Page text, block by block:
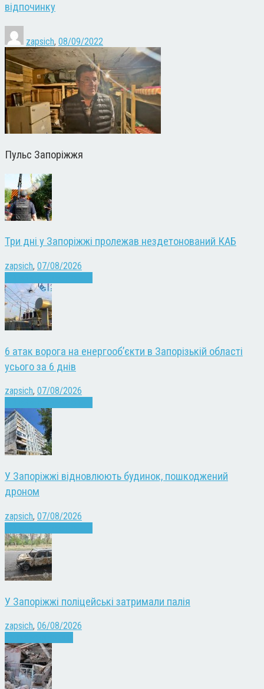
відпочинку
zapsich, 08/09/2022
Пульс Запоріжжя
Три дні у Запоріжжі пролежав нездетонований КАБ
zapsich, 07/08/2026
6 атак ворога на енергооб’єкти в Запорізькій області
усього за 6 днів
zapsich, 07/08/2026
У Запоріжжі відновлюють будинок, пошкоджений
дроном
zapsich, 07/08/2026
У Запоріжжі поліцейські затримали палія
zapsich, 06/08/2026